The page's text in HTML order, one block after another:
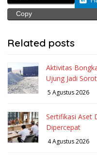
Copy
Related posts
Aktivitas
Ujung Jadi
5 Agustus 2026
Sertifikasi Aset
Dipercepat
4 Agustus 2026